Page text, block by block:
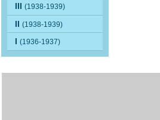
III(1938-1939)
II(1938-1939)
I(1936-1937)